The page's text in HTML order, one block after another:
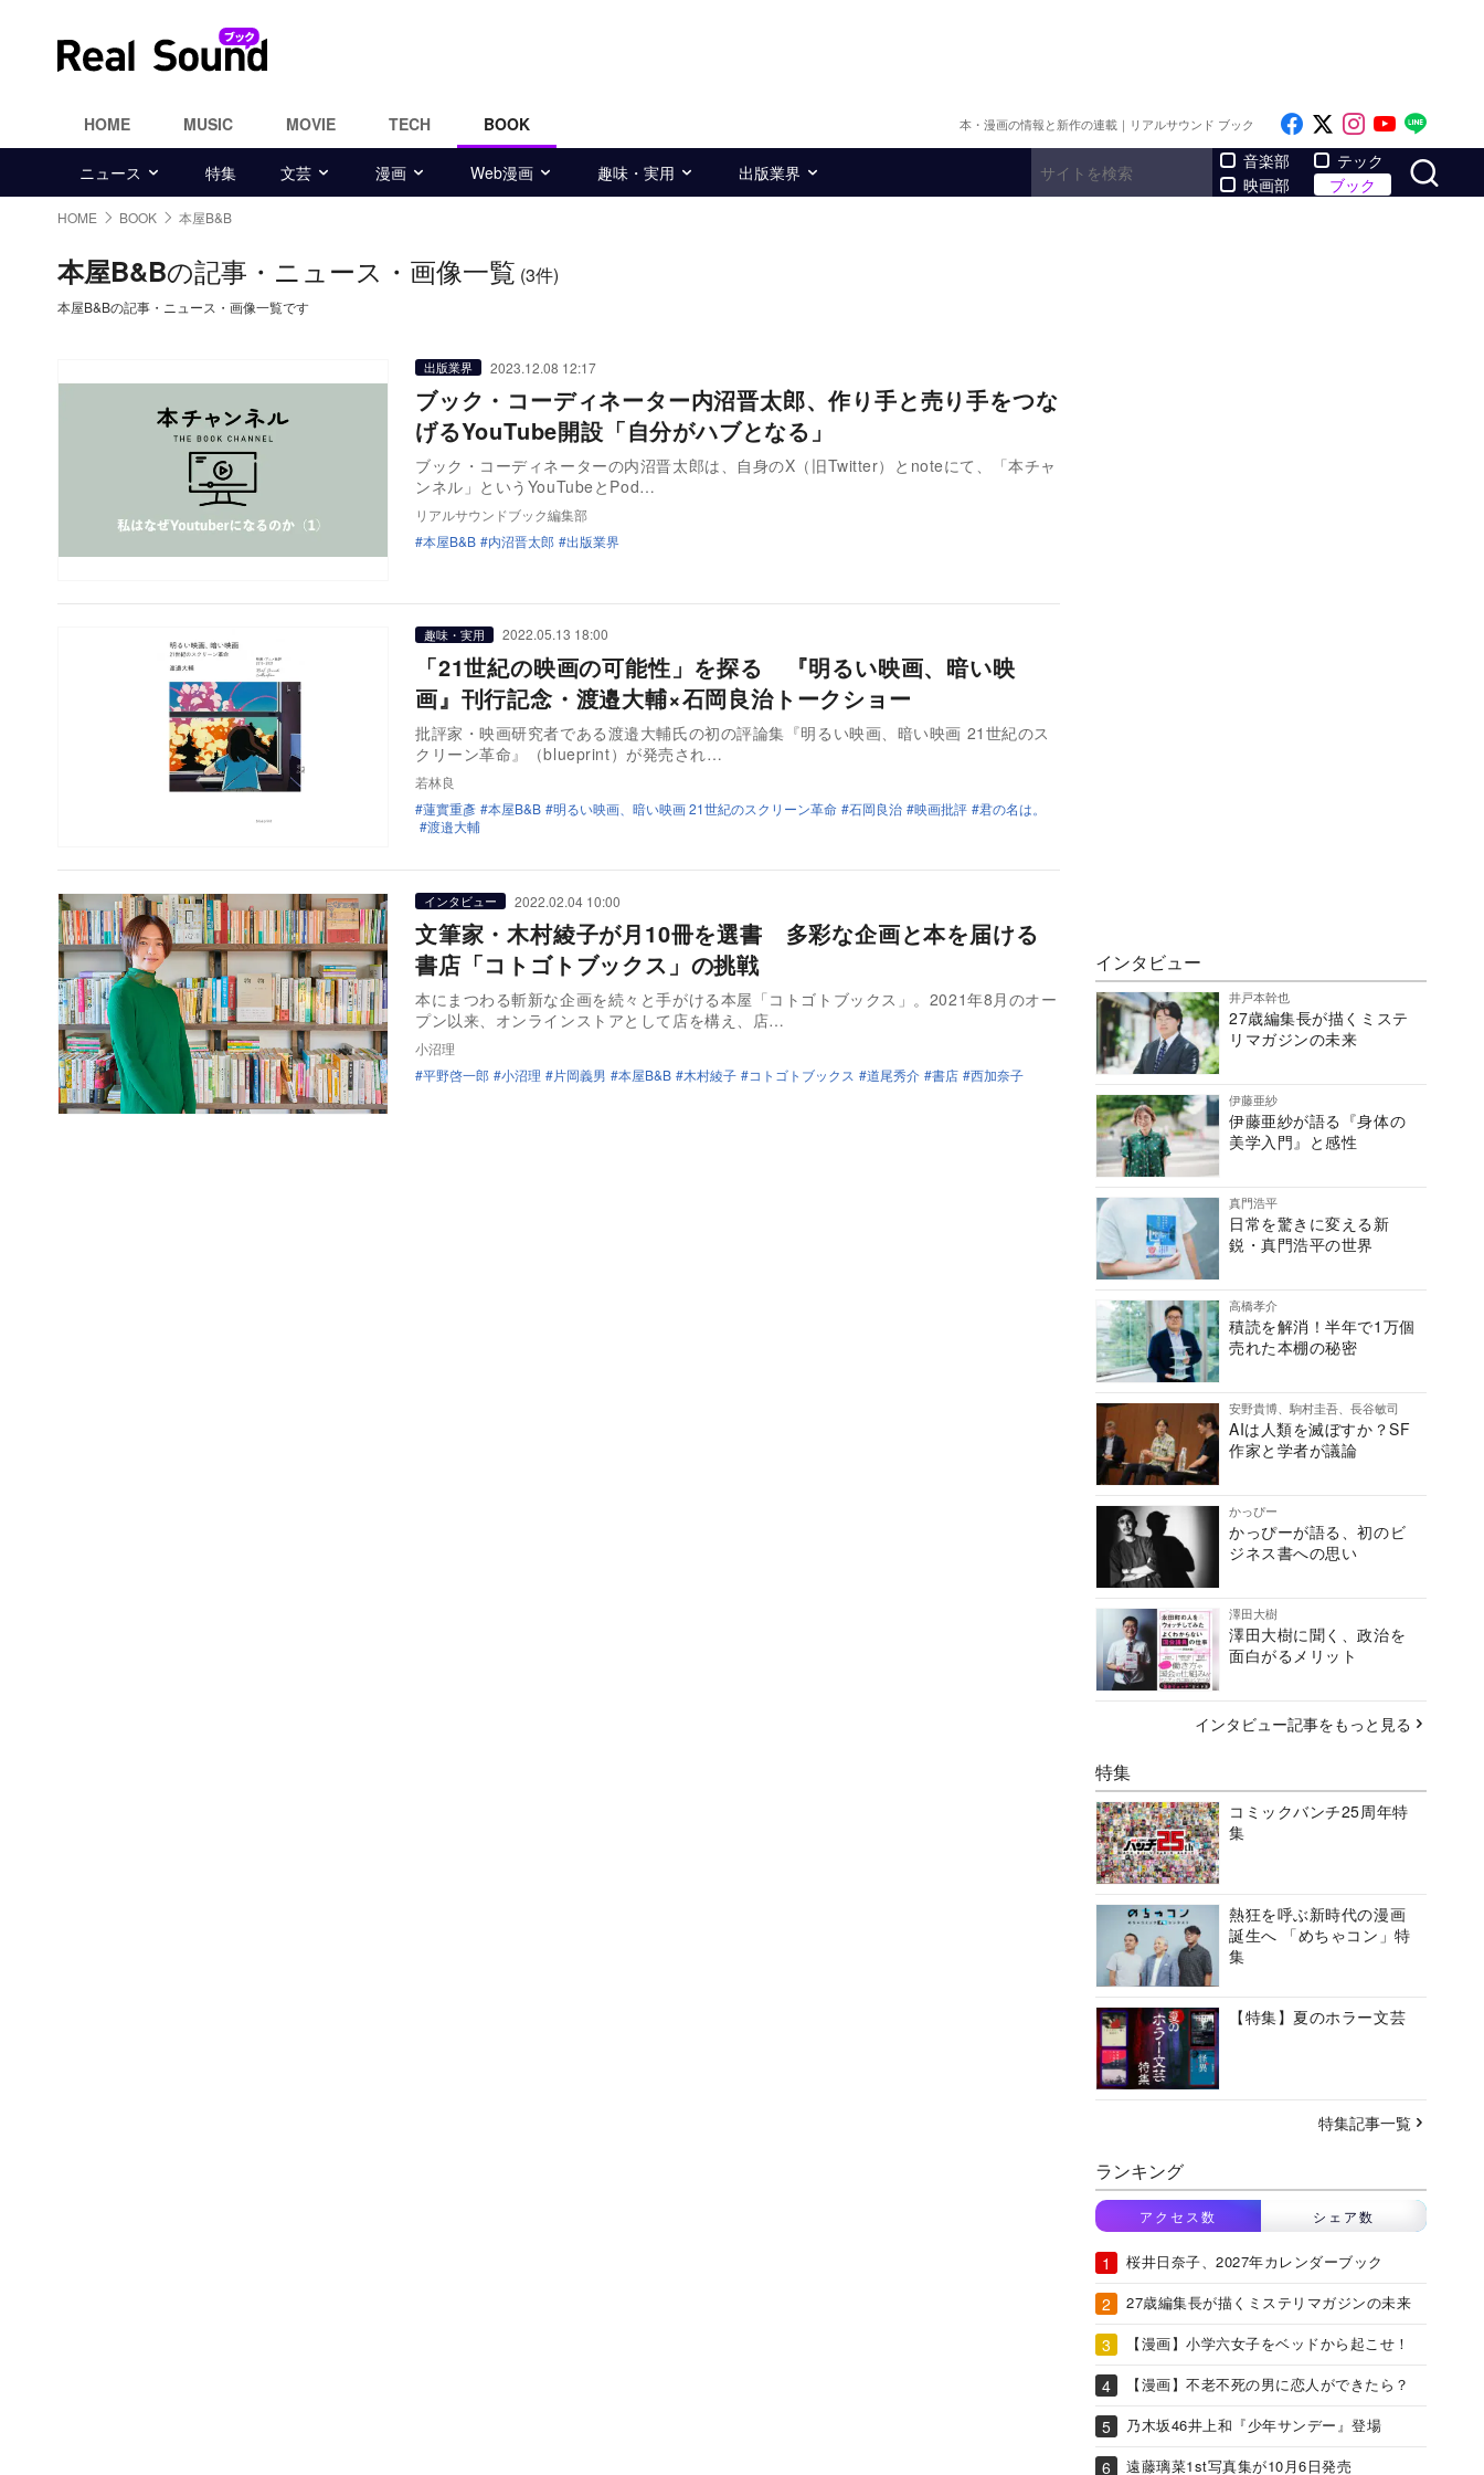
HOME MUSIC MOVIE TECH BOOK 本・漫画の情報と新作の連載｜リアルサウンド ブック Like on Facebook
Follow on x
Follow on
Follow
ニュース 特集 文芸 漫画 Web漫画 趣味・実用 出版業界
音楽部
映画部
テック
ブック
HOME BOOK 本屋B&B
本屋B&Bの記事・ニュース・画像一覧 (3件)
本屋B&Bの記事・ニュース・画像一覧です
出版業界 2023.12.08 12:17
ブック・コーディネーター内沼晋太郎、作り手と売り手をつな
げるYouTube開設「自分がハブとなる」
ブック・コーディネーターの内沼晋太郎は、自身のX（旧Twitter）とnoteにて、「本チャ
ンネル」というYouTubeとPod…
リアルサウンドブック編集部
本屋B&B
内沼晋太郎 出版業界
趣味・実用 2022.05.13 18:00
「21世紀の映画の可能性」を探る 『明るい映画、暗い映
画』刊行記念・渡邉大輔×石岡良治トークショー
批評家・映画研究者である渡邉大輔氏の初の評論集『明るい映画、暗い映画 21世紀のス
クリーン革命』（blueprint）が発売され…
若林良
蓮實重彥
本屋B&B 明るい映画、暗い映画 21世紀のスクリーン革命 石岡良治 映画批評
君の名は。
渡邉大輔
インタビュー 2022.02.04 10:00
文筆家・木村綾子が月10冊を選書 多彩な企画と本を届ける
書店「コトゴトブックス」の挑戦
本にまつわる斬新な企画を続々と手がける本屋「コトゴトブックス」。2021年8月のオー
プン以来、オンラインストアとして店を構え、店…
小沼理
平野啓一郎
小沼理 片岡義男 本屋B&B 木村綾子 コトゴトブックス 道尾秀介 書店 西加奈子
インタビュー
井戸本幹也
27歳編集長が描くミステ
リマガジンの未来
伊藤亜紗
伊藤亜紗が語る『身体の
美学入門』と感性
真門浩平
日常を驚きに変える新
鋭・真門浩平の世界
高橋孝介
積読を解消！半年で1万個
売れた本棚の秘密
安野貴博、駒村圭吾、長谷敏司
AIは人類を滅ぼすか？SF
作家と学者が議論
かっぴー
かっぴーが語る、初のビ
ジネス書への思い
澤田大樹
澤田大樹に聞く、政治を
面白がるメリット
インタビュー記事をもっと見る
特集
コミックバンチ25周年特
集
熱狂を呼ぶ新時代の漫画
誕生へ 「めちゃコン」特
集
【特集】夏のホラー文芸
特集記事一覧
ランキング
アクセス数 シェア数
桜井日奈子、2027年カレンダーブック
27歳編集長が描くミステリマガジンの未来
【漫画】小学六女子をベッドから起こせ！
【漫画】不老不死の男に恋人ができたら？
乃木坂46井上和『少年サンデー』登場
遠藤璃菜1st写真集が10月6日発売